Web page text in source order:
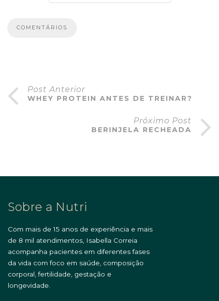
Post Anterior
WHEY PROTEIN ANTES DE TREINAR?
Próximo Post
BERINJELA RECHEADA
Sobre a Nutri
Com mais de 15 anos de experiência e mais
de 8 mil atendimentos, Isabella Correia
acompanha pacientes em diferentes fases
da vida com foco em saúde, composição
corporal, fertilidade, gestação e
longevidade.